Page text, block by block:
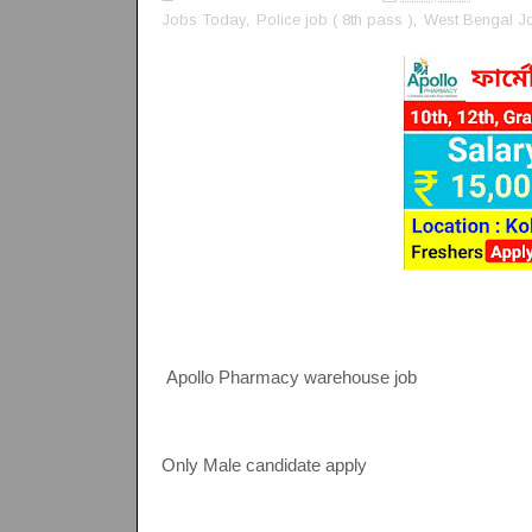
Jobs Today, Police job ( 8th pass ), West Bengal
Apollo Pharmacy warehouse job
Only Male candidate apply